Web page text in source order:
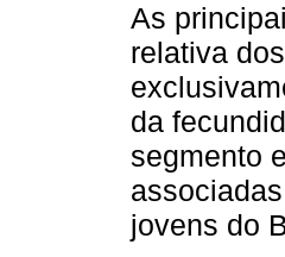
As
relativa
da
segmento
jovens do